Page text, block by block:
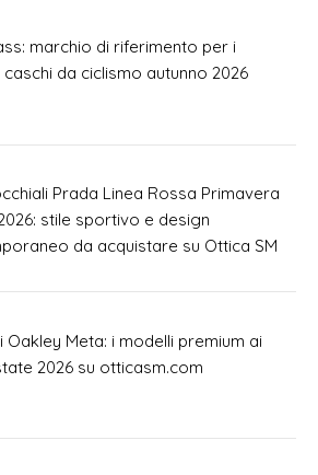
marchio di riferimento per i
da ciclismo autunno 2026
Prada Linea Rossa Primavera
stile sportivo e design
da acquistare su Ottica SM
Oakley Meta: i modelli premium ai
2026 su otticasm.com